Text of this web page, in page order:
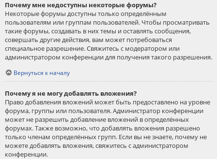
Почему мне недоступны некоторые форумы?
Некоторые форумы доступны только определённым
пользователям или группам пользователей. Чтобы просматривать
такие форумы, создавать в них темы и оставлять сообщения,
совершать другие действия, вам может потребоваться
специальное разрешение. Свяжитесь с модератором или
администратором конференции для получения такого разрешения.
Вернуться к началу
Почему я не могу добавлять вложения?
Право добавления вложений может быть предоставлено на уровне
форума, группы или пользователя. Администратор конференции
может не разрешить добавление вложений в определённых
форумах. Также возможно, что добавлять вложения разрешено
только членам определённых групп. Если вы не знаете, почему не
можете добавлять вложения, свяжитесь с администратором
конференции.